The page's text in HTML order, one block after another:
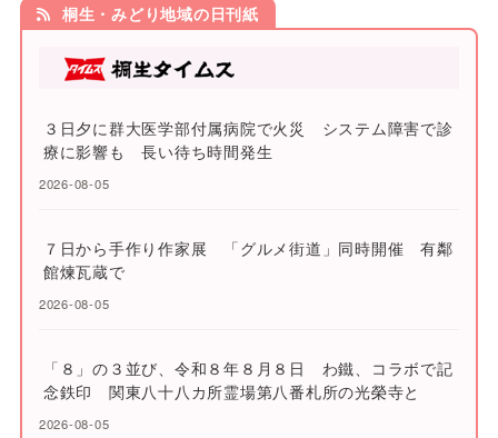
桐生・みどり地域の日刊紙
３日夕に群大医学部付属病院で火災 システム障害で診
療に影響も 長い待ち時間発生
2026-08-05
７日から手作り作家展 「グルメ街道」同時開催 有鄰
館煉瓦蔵で
2026-08-05
「８」の３並び、令和８年８月８日 わ鐵、コラボで記
念鉄印 関東八十八カ所霊場第八番札所の光榮寺と
2026-08-05